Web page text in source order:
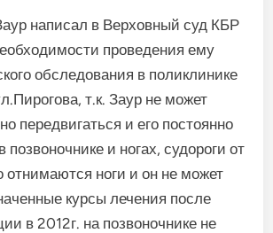
написал в Верховный суд КБР
проведения ему
обследования в поликлинике
т.к. Заур не может
передвигаться и его постоянно
и ногах, судороги от
отнимаются ноги и он не может
курсы лечения после
в 2012г. на позвоночнике не